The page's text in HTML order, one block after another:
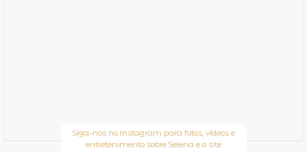
Siga-nos no Instagram para fotos, vídeos e
entretenimento sobre Selena e o site